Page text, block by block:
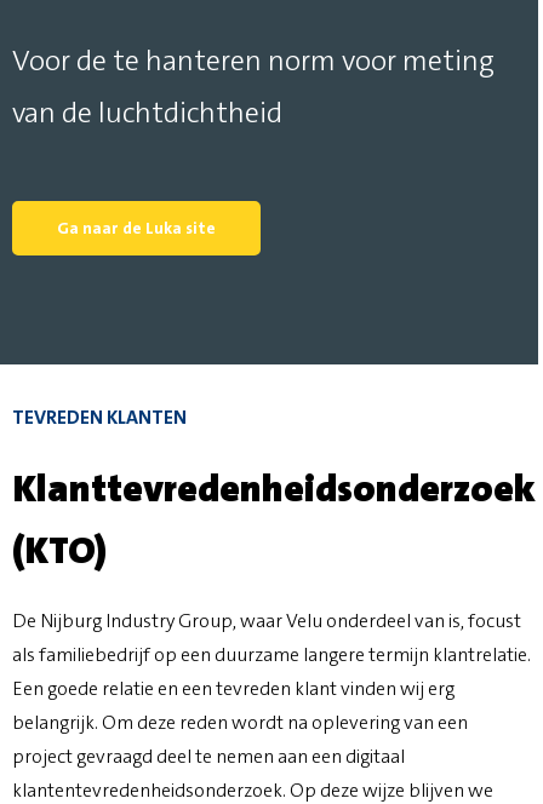
Voor de te hanteren norm voor meting
van de luchtdichtheid
Ga naar de Luka site
TEVREDEN KLANTEN
Klanttevredenheidsonderzoek
(KTO)
De Nijburg Industry Group, waar Velu onderdeel van is, focust
als familiebedrijf op een duurzame langere termijn klantrelatie.
Een goede relatie en een tevreden klant vinden wij erg
belangrijk. Om deze reden wordt na oplevering van een
project gevraagd deel te nemen aan een digitaal
klantentevredenheidsonderzoek. Op deze wijze blijven we